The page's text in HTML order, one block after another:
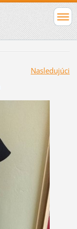
Nasledujúci